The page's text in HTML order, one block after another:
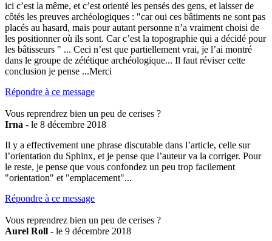
ici c’est la même, et c’est orienté les pensés des gens, et laisser de
côtés les preuves archéologiques : "car oui ces bâtiments ne sont pas
placés au hasard, mais pour autant personne n’a vraiment choisi de
les positionner où ils sont. Car c’est la topographie qui a décidé pour
les bâtisseurs " ... Ceci n’est que partiellement vrai, je l’ai montré
dans le groupe de zététique archéologique... Il faut réviser cette
conclusion je pense ...Merci
Répondre à ce message
Vous reprendrez bien un peu de cerises ?
Irna - le 8 décembre 2018
Il y a effectivement une phrase discutable dans l’article, celle sur
l’orientation du Sphinx, et je pense que l’auteur va la corriger. Pour
le reste, je pense que vous confondez un peu trop facilement
"orientation" et "emplacement"...
Répondre à ce message
Vous reprendrez bien un peu de cerises ?
Aurel Roll - le 9 décembre 2018